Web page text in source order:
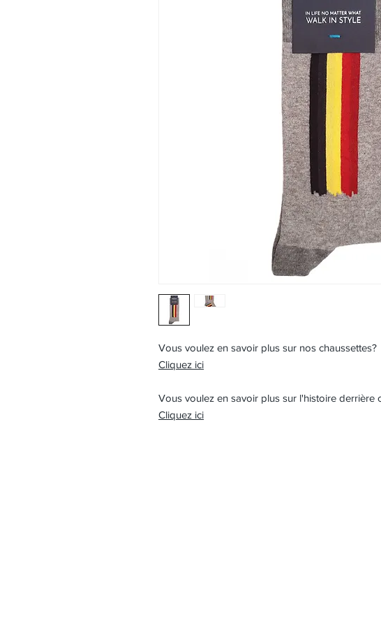
Vous voulez en savoir plus sur nos chaussettes?
Cliquez ici
Vous voulez en savoir plus sur l'histoire derrière
Cliquez ici